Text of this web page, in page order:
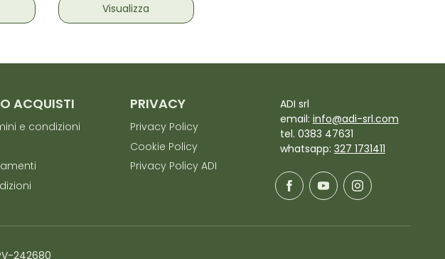
Visualizza
ACQUISTI
e condizioni
PRIVACY
Privacy Policy
Cookie Policy
Privacy Policy ADI
ADI srl
email: info@adi-srl.com
tel. 0383 47631
whatsapp: 327 1731411
242680